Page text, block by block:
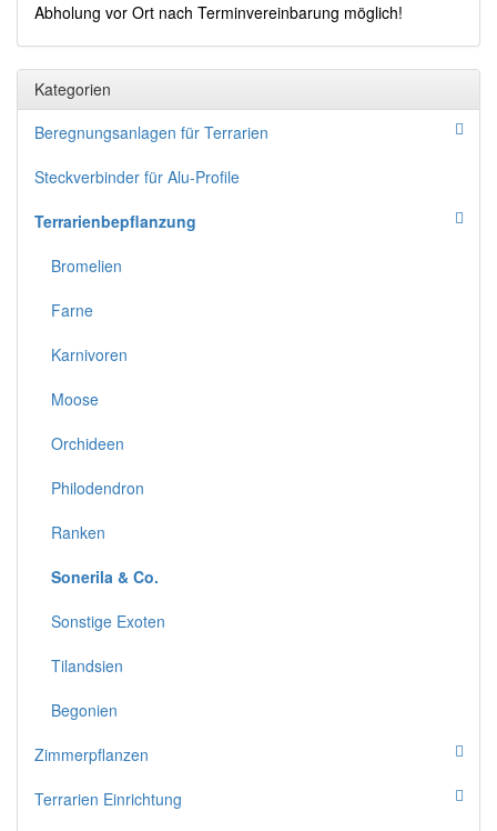
Abholung vor Ort nach Terminvereinbarung möglich!
Kategorien
Beregnungsanlagen für Terrarien
Steckverbinder für Alu-Profile
Terrarienbepflanzung
Bromelien
Farne
Karnivoren
Moose
Orchideen
Philodendron
Ranken
Sonerila & Co.
Sonstige Exoten
Tilandsien
Begonien
Zimmerpflanzen
Terrarien Einrichtung